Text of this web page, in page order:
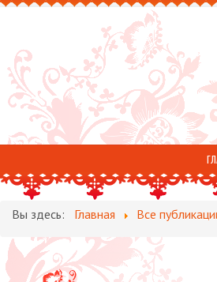
Вы здесь: Главная Все